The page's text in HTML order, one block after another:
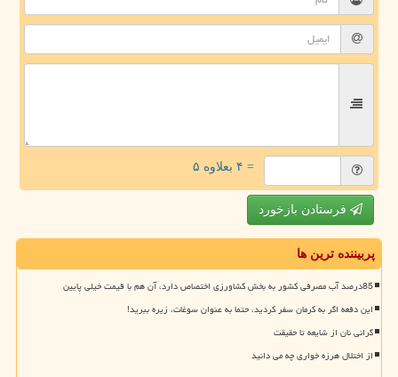
= ۴ بعلاوه ۵
فرستادن بازخورد
پربیننده ترین ها
85درصد آب مصرفی کشور به بخش کشاورزی اختصاص دارد، آن هم با قیمت خیلی پایین
این دفعه اگر به کرمان سفر کردید، حتما به عنوان سوغات، زیره ببرید!
گرانی نان از شایعه تا حقیقت
از اختلال هرزه خواری چه می دانید